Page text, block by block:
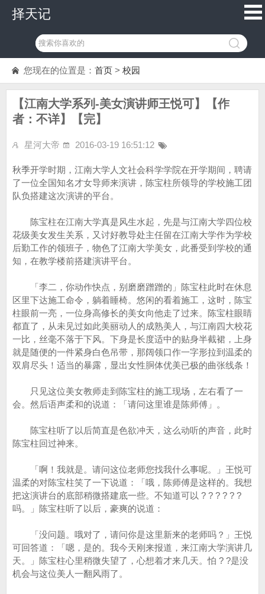
择天记
您现在的位置是： 首页 > 校园
【江南大学系列-美女演讲师王悦可】【作
者：不详】【完】
星河大帝 2016-03-19 16:51:12
秋季开学时期，江南大学人文社会科学学院在开学期间，聘请
了一位全国知名才女导师来演讲，陈宝柱所领导的学校施工团
队负搭建这次演讲的平台。
陈宝柱在江南大学真是风生水起，先是与江南大学四位校
花级美女发生关系，又讨好教导处主任留在江南大学作为学校
后勤工作的领班子，物色了江南大学美女，此番受到学校的通
知，在教学楼前搭建演讲平台。
「李二，你动作快点，别磨磨蹭蹭的」陈宝柱此时在休息
区里下达施工命令，躺着睡椅。悠闲的看着施工，这时，陈宝
柱眼前一亮，一位身高修长的美女向他走了过来。陈宝柱眼睛
都直了，从未见过如此美丽动人的成熟美人，与江南四大校花
一比，丝毫不落于下风。下身是长度适中的贴身半截裙，上身
就是随便的一件紧身白色吊带，那阔领口作一字形拉到温柔的
双肩尽头！适当的暴露，显出女性胴体优美已极的曲张线条！
只见这位美女教师走到陈宝柱的施工现场，左右看了一
会。然后语声柔和的说道：「请问这里谁是陈师傅」。
陈宝柱听了以后简直是色欲冲天，这么动听的声音，此时
陈宝柱回过神来。
「啊！我就是。请问这位老师您找我什么事呢。」王悦可
温柔的对陈宝柱笑了一下说道：「哦，陈师傅是这样的。我想
把这演讲台的底部稍微搭建底一些。不知道可以 ? ? ? ? ? ?
吗。」陈宝柱听了以后，豪爽的说道：
「没问题。哦对了，请问你是这里新来的老师吗？」王悦
可回答道：「嗯，是的。我今天刚来报道，来江南大学演讲几
天。」陈宝柱心里稍微失望了，心想着才来几天。怕 ? ?是没
机会与这位美人一翻风雨了。